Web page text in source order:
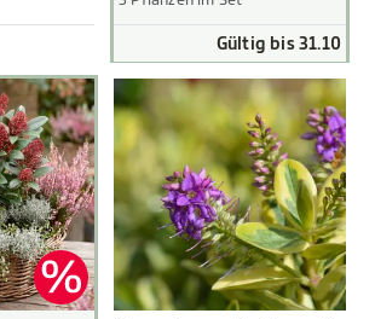
Gültig bis 31.10